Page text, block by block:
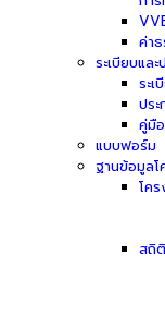
ค่า
ระเบียบและ
ระเ
ประ
คู่มือ
แบบฟอร์ม
ฐานข้อมูลโ
โค
สถิ